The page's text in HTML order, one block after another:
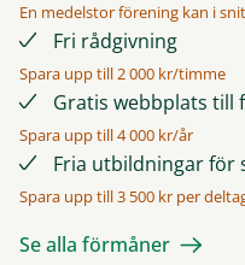
En medelstor förening kan i
Fri rådgivning
Spara upp till 2 000 kr/timme
Gratis webbplats till
Spara upp till 4 000 kr/år
Fria utbildningar för
Spara upp till 3 500 kr per
Se alla förmåner